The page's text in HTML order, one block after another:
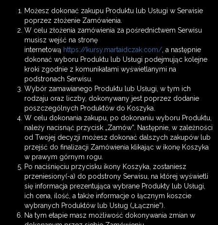
Możesz dokonać zakupu Produktu lub Usługi w Serwisie
poprzez złożenie Zamówienia.
W celu złożenia zamówienia za pośrednictwem Serwisu
musisz wejść na stronę
internetową https://kursy.martaidczak.com/, a następnie
dokonać wyboru Produktu lub Usługi podejmując kolejne
kroki zgodnie z komunikatami wyświetlanymi na
podstronach Serwisu.
Wybór zamawianego Produktu lub Usługi, w tym ich
rodzaju oraz liczby, dokonywany jest poprzez dodanie
poszczególnych Produktów do Koszyka.
W celu dokonania zakupu, po dokonaniu wyboru Produktu,
należy nacisnąć przycisk „Zamów”. Następnie, w zależności
od Twojej decyzji możesz dokonać dalszych zakupów lub
przejść do finalizacji Zamówienia klikając w ikonę Koszyka
w prawym górnym rogu.
Po naciśnięciu przycisku ikony Koszyka, zostaniesz
przeniesiony(-a) do podstrony Serwisu, na której wyświetli
się informacja prezentująca wybrane Produkty lub Usługi,
ich cena, ilość, a także informacje o łącznym koszcie
wybranych Produktów lub Usług („Łącznie”).
Na tym etapie masz możliwość dokonywania zmian w